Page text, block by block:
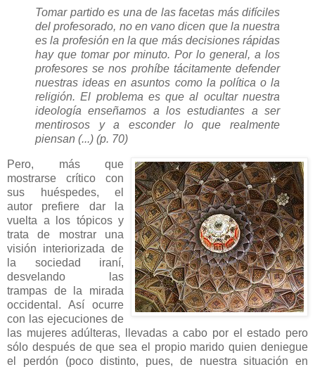
Tomar partido es una de las facetas más difíciles
del profesorado, no en vano dicen que la nuestra
es la profesión en la que más decisiones rápidas
hay que tomar por minuto. Por lo general, a los
profesores se nos prohíbe tácitamente defender
nuestras ideas en asuntos como la política o la
religión. El problema es que al ocultar nuestra
ideología enseñamos a los estudiantes a ser
mentirosos y a esconder lo que realmente
piensan (...) (p. 70)
Pero, más que
mostrarse crítico con
sus huéspedes, el
autor prefiere dar la
vuelta a los tópicos y
trata de mostrar una
visión interiorizada de
la sociedad iraní,
desvelando las
trampas de la mirada
occidental. Así ocurre
con las ejecuciones de
las mujeres adúlteras, llevadas a cabo por el estado pero
sólo después de que sea el propio marido quien deniegue
el perdón (poco distinto, pues, de nuestra situación en